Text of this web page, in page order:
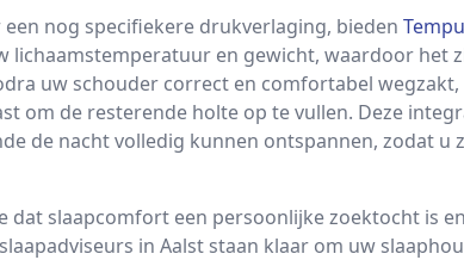
nog specifiekere drukverlaging, bieden
lichaamstemperatuur en gewicht, waardoor het
uw schouder correct en comfortabel
om de resterende holte op te vullen. Deze
de nacht volledig kunnen ontspannen, zodat
dat slaapcomfort een persoonlijke zoektocht is
in Aalst staan klaar om uw